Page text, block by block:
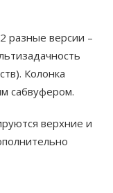
разные версии –
Колонка
сабвуфером.
верхние и